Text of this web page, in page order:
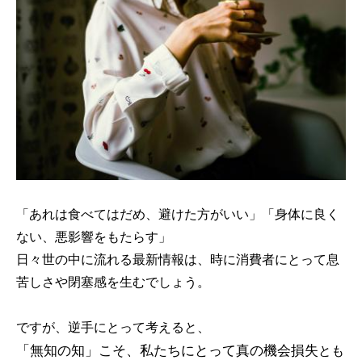
「あれは食べてはだめ、避けた方がいい」「身体に良く
ない、悪影響をもたらす」
日々世の中に流れる最新情報は、時に消費者にとって息
苦しさや閉塞感を生むでしょう。
ですが、逆手にとって考えると、
「無知の知」こそ、私たちにとって真の機会損失とも